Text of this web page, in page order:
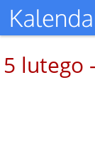
5 lutego